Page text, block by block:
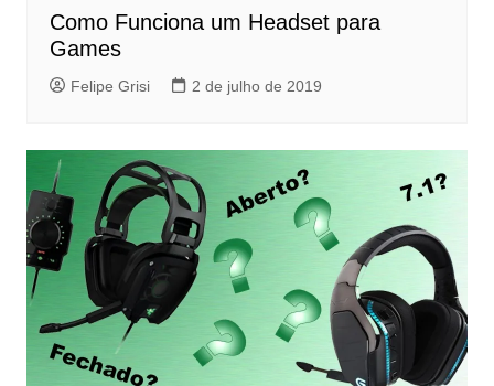
Como Funciona um Headset para
Games
Felipe Grisi 2 de julho de 2019